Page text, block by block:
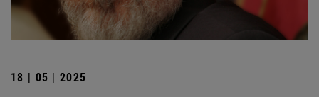
18 | 05 | 2025